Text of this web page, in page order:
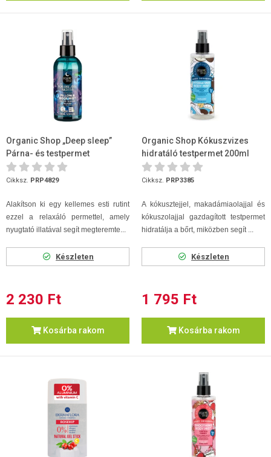
Organic Shop „Deep sleep”
Párna- és testpermet
levendulával, áfonyával és ...
Cikksz. PRP4829
Alakítson ki egy kellemes esti rutint
ezzel a relaxáló permettel, amely
nyugtató illatával segít megteremte...
Készleten
2 230 Ft
Kosárba rakom
Organic Shop Kókuszvizes
hidratáló testpermet 200ml
Cikksz. PRP3385
A kókusztejjel, makadámiaolajjal és
kókuszolajjal gazdagított testpermet
hidratálja a bőrt, miközben segít ...
Készleten
1 795 Ft
Kosárba rakom